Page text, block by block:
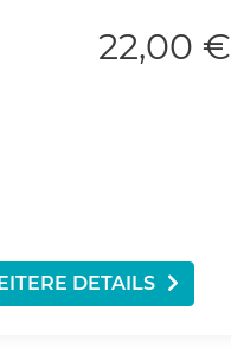
22,00 €
DETAILS